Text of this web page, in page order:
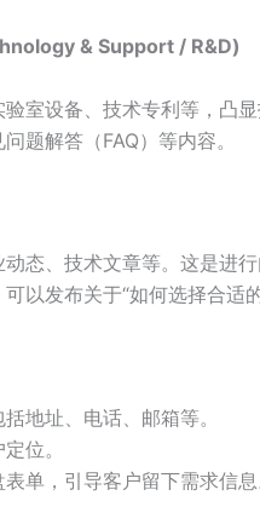
& Support / R&D)
室设备、技术专利等，凸显
题解答（FAQ）等内容。
态、技术文章等。这是进
以发布关于“如何选择合适
地址、电话、邮箱等。
位。
单，引导客户留下需求信息